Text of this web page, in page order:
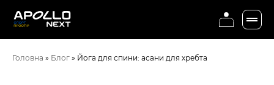
Головна » Блог » Йога для спини: асани для хребта